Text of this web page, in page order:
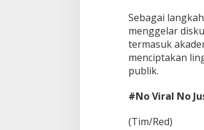
Sebagai
menggelar
termasuk
menciptakan
publik.
#No Viral No
(Tim/Red)